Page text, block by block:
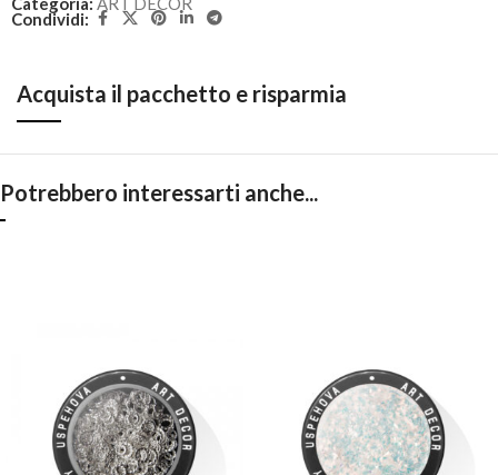
Condividi:
Acquista il pacchetto e risparmia
Potrebbero interessarti anche...